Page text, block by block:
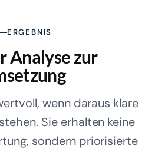
ERGEBNIS
Analyse zur
wenn daraus klare
Sie erhalten keine
sondern priorisierte